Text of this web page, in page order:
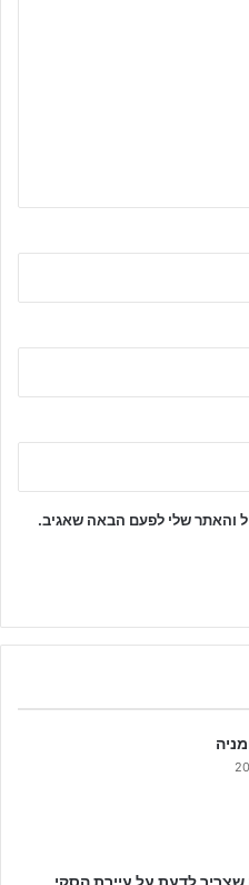
והאתר שלי לפעם הבאה שאגיב.